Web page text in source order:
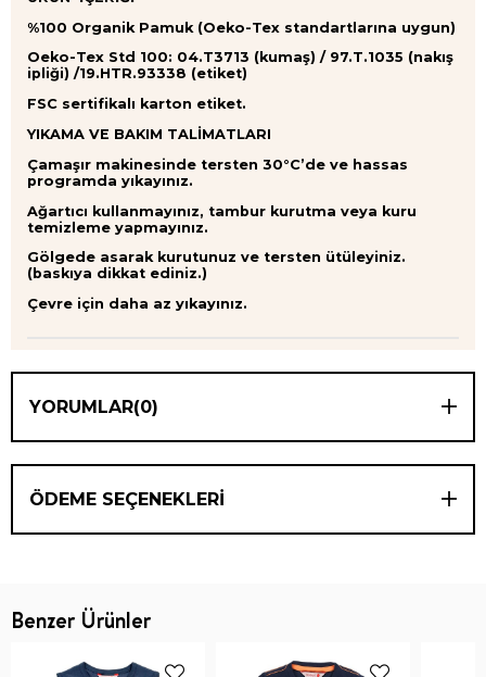
%100 Organik Pamuk (Oeko-Tex standartlarına uygun)
Oeko-Tex Std 100: 04.T3713 (kumaş) / 97.T.1035 (nakış
ipliği) /19.HTR.93338 (etiket)
FSC sertifikalı karton etiket.
YIKAMA VE BAKIM TALİMATLARI
Çamaşır makinesinde tersten 30°C’de ve hassas
programda yıkayınız.
Ağartıcı kullanmayınız, tambur kurutma veya kuru
temizleme yapmayınız.
Gölgede asarak kurutunuz ve tersten ütüleyiniz.
(baskıya dikkat ediniz.)
Çevre için daha az yıkayınız.
YORUMLAR(0)
ÖDEME SEÇENEKLERI
Benzer Ürünler